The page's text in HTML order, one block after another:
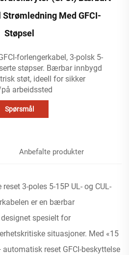
Med GFCI-
Støpsel
forlengerkabel, 3-polsk 5-
støpser. Bærbar innbygd
støt, ideell for sikker
arbeidssted
Spørsmål
Anbefalte produkter
3-poles 5-15P UL- og CUL-
er en bærbar
spesielt for
situasjoner. Med «15
reset GFCI-beskyttelse